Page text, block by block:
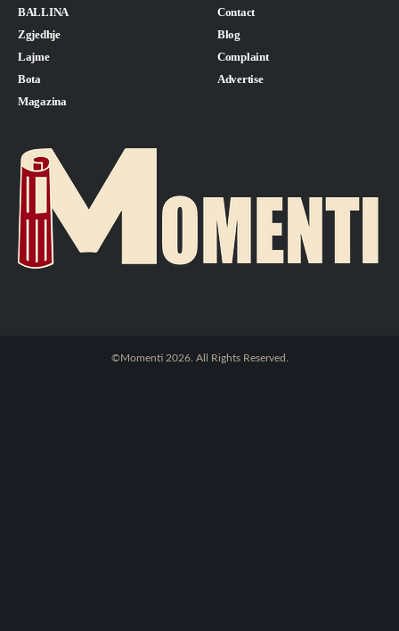
BALLINA
Zgjedhje
Lajme
Bota
Magazina
Contact
Blog
Complaint
Advertise
©Momenti 2026. All Rights Reserved.